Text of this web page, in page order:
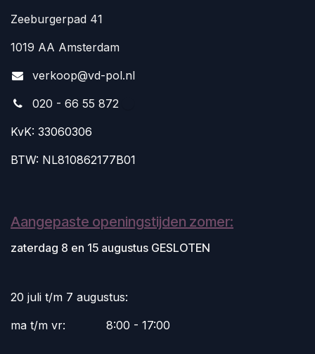
Zeeburgerpad 41
1019 AA Amsterdam
verkoop@vd-pol.nl
020 - 66 55 872
KvK: 33060306
BTW: NL810862177B01
Aangepaste openingstijden zomer:
zaterdag 8 en 15 augustus GESLOTEN
20 juli t/m 7 augustus:
ma t/m vr:
​8:00 - 17:00